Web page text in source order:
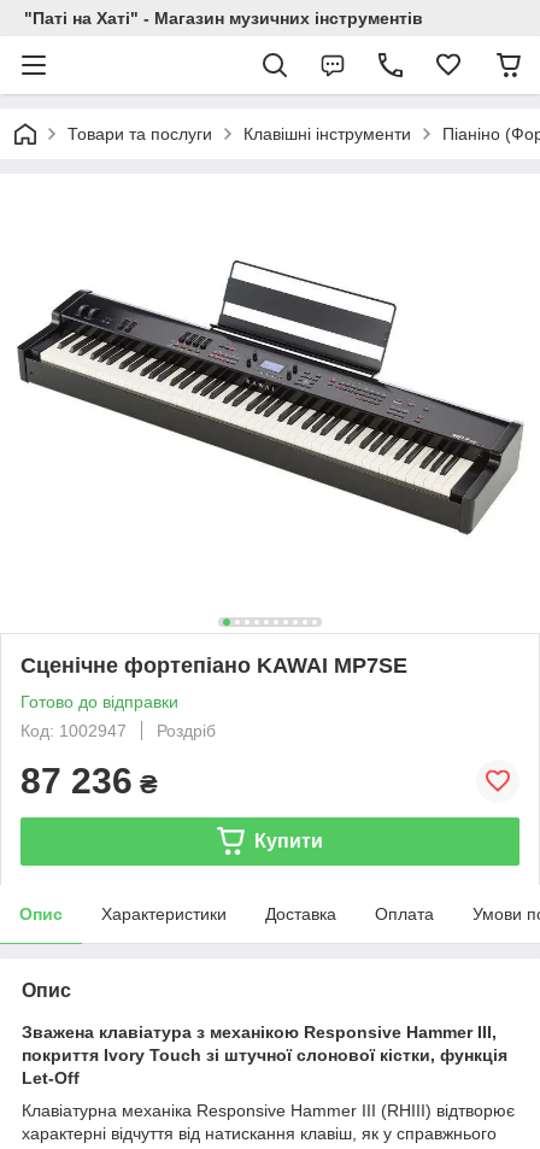
"Паті на Хаті" - Магазин музичних інструментів
Товари та послуги Клавішні інструменти Піаніно
Сценічне фортепіано KAWAI MP7SE
Готово до відправки
Код: 1002947
Роздріб
87 236 ₴
Купити
Опис Характеристики Доставка Оплата Умови
Опис
Зважена клавіатура з механікою Responsive Hammer III,
покриття Ivory Touch зі штучної слонової кістки, функція
Let-Off
Клавіатурна механіка Responsive Hammer III (RHIII) відтворює
характерні відчуття від натискання клавіш, як у справжнього